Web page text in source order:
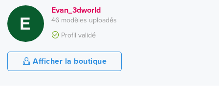
Evan_3dworld
46 modèles uploadés
Profil validé
Afficher la boutique